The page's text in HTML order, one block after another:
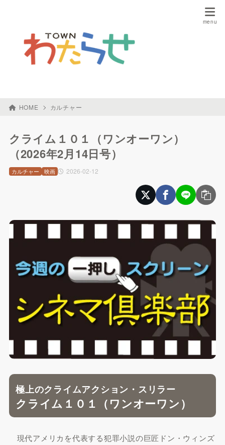
HOME カルチャー
クライム１０１（ワンオーワン）
（2026年2月14日号）
2026-02-12
カルチャー 映画
極上のクライムアクション・スリラー
クライム１０１（ワンオーワン）
現代アメリカを代表する犯罪小説の巨匠ドン・ウィンズ